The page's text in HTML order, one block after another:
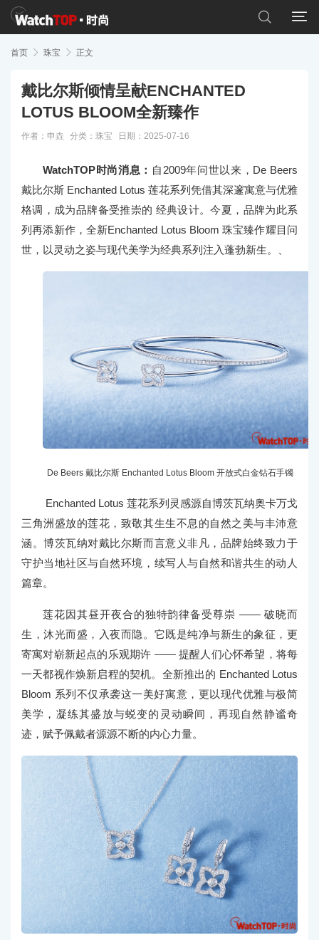


首页  珠宝  正文
戴比尔斯倾情呈献ENCHANTED
LOTUS BLOOM全新臻作
作者：申垚 分类： 珠宝 日期：2025-07-16
WatchTOP时尚消息： 自2009年问世以来，De Beers
戴比尔斯 Enchanted Lotus 莲花系列凭借其深邃寓意与优雅
格调，成为品牌备受推崇的 经典设计。今夏，品牌为此系
列再添新作，全新Enchanted Lotus Bloom 珠宝臻作耀目问
世，以灵动之姿与现代美学为经典系列注入蓬勃新生。、
De Beers 戴比尔斯 Enchanted Lotus Bloom 开放式白金钻石手镯
Enchanted Lotus 莲花系列灵感源自博茨瓦纳奥卡万戈
三角洲盛放的莲花，致敬其生生不息的自然之美与丰沛意
涵。博茨瓦纳对戴比尔斯而言意义非凡，品牌始终致力于
守护当地社区与自然环境，续写人与自然和谐共生的动人
篇章。
莲花因其昼开夜合的独特韵律备受尊崇 —— 破晓而
生，沐光而盛，入夜而隐。它既是纯净与新生的象征，更
寄寓对崭新起点的乐观期许 —— 提醒人们心怀希望，将每
一天都视作焕新启程的契机。全新推出的 Enchanted Lotus
Bloom 系列不仅承袭这一美好寓意，更以现代优雅与极简
美学，凝练其盛放与蜕变的灵动瞬间，再现自然静谧奇
迹，赋予佩戴者源源不断的内心力量。